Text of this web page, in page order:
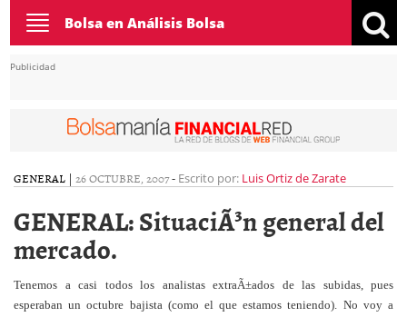
Toggle
navigation
Bolsa en Análisis Bolsa
Publicidad
GENERAL | 26 OCTUBRE, 2007- Escrito por: Luis Ortiz de Zarate
GENERAL: SituaciÃ³n general del
mercado.
Tenemos a casi todos los analistas extraÃ±ados de las subidas, pues
esperaban un octubre bajista (como el que estamos teniendo). No voy a